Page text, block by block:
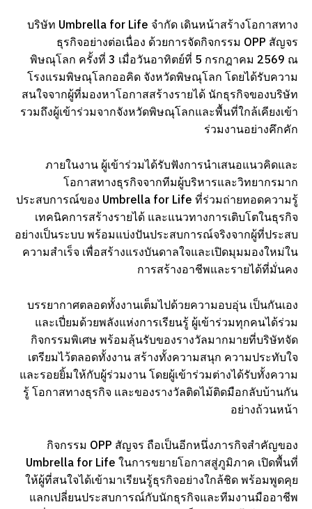
บริษัท Umbrella for Life จำกัด เดินหน้าสร้างโอกาสทาง
ธุรกิจอย่างต่อเนื่อง ด้วยการจัดกิจกรรม OPP สัญจร
พิษณุโลก ครั้งที่ 3 เมื่อวันอาทิตย์ที่ 5 กรกฎาคม 2569 ณ
โรงแรมพิษณุโลกออคิด จังหวัดพิษณุโลก โดยได้รับความ
สนใจจากผู้ที่มองหาโอกาสสร้างรายได้ นักธุรกิจของบริษัท
รวมถึงผู้เข้าร่วมจากจังหวัดพิษณุโลกและพื้นที่ใกล้เคียงเข้า
ร่วมงานอย่างคึกคัก
ภายในงาน ผู้เข้าร่วมได้รับฟังการนำเสนอแนวคิดและ
โอกาสทางธุรกิจจากทีมผู้บริหารและวิทยากรมาก
ประสบการณ์ของ Umbrella for Life ที่ร่วมถ่ายทอดความรู้
เทคนิคการสร้างรายได้ และแนวทางการเติบโตในธุรกิจ
อย่างเป็นระบบ พร้อมแบ่งปันประสบการณ์จริงจากผู้ที่ประสบ
ความสำเร็จ เพื่อสร้างแรงบันดาลใจและเปิดมุมมองใหม่ใน
การสร้างอาชีพและรายได้ที่มั่นคง
บรรยากาศตลอดทั้งงานเต็มไปด้วยความอบอุ่น เป็นกันเอง
และเปี่ยมด้วยพลังแห่งการเรียนรู้ ผู้เข้าร่วมทุกคนได้ร่วม
กิจกรรมพิเศษ พร้อมลุ้นรับของรางวัลมากมายที่บริษัทจัด
เตรียมไว้ตลอดทั้งงาน สร้างทั้งความสนุก ความประทับใจ
และรอยยิ้มให้กับผู้ร่วมงาน โดยผู้เข้าร่วมต่างได้รับทั้งความ
รู้ โอกาสทางธุรกิจ และของรางวัลติดไม้ติดมือกลับบ้านกัน
อย่างถ้วนหน้า
กิจกรรม OPP สัญจร ถือเป็นอีกหนึ่งภารกิจสำคัญของ
Umbrella for Life ในการขยายโอกาสสู่ภูมิภาค เปิดพื้นที่
ให้ผู้ที่สนใจได้เข้ามาเรียนรู้ธุรกิจอย่างใกล้ชิด พร้อมพูดคุย
แลกเปลี่ยนประสบการณ์กับนักธุรกิจและทีมงานมืออาชีพ